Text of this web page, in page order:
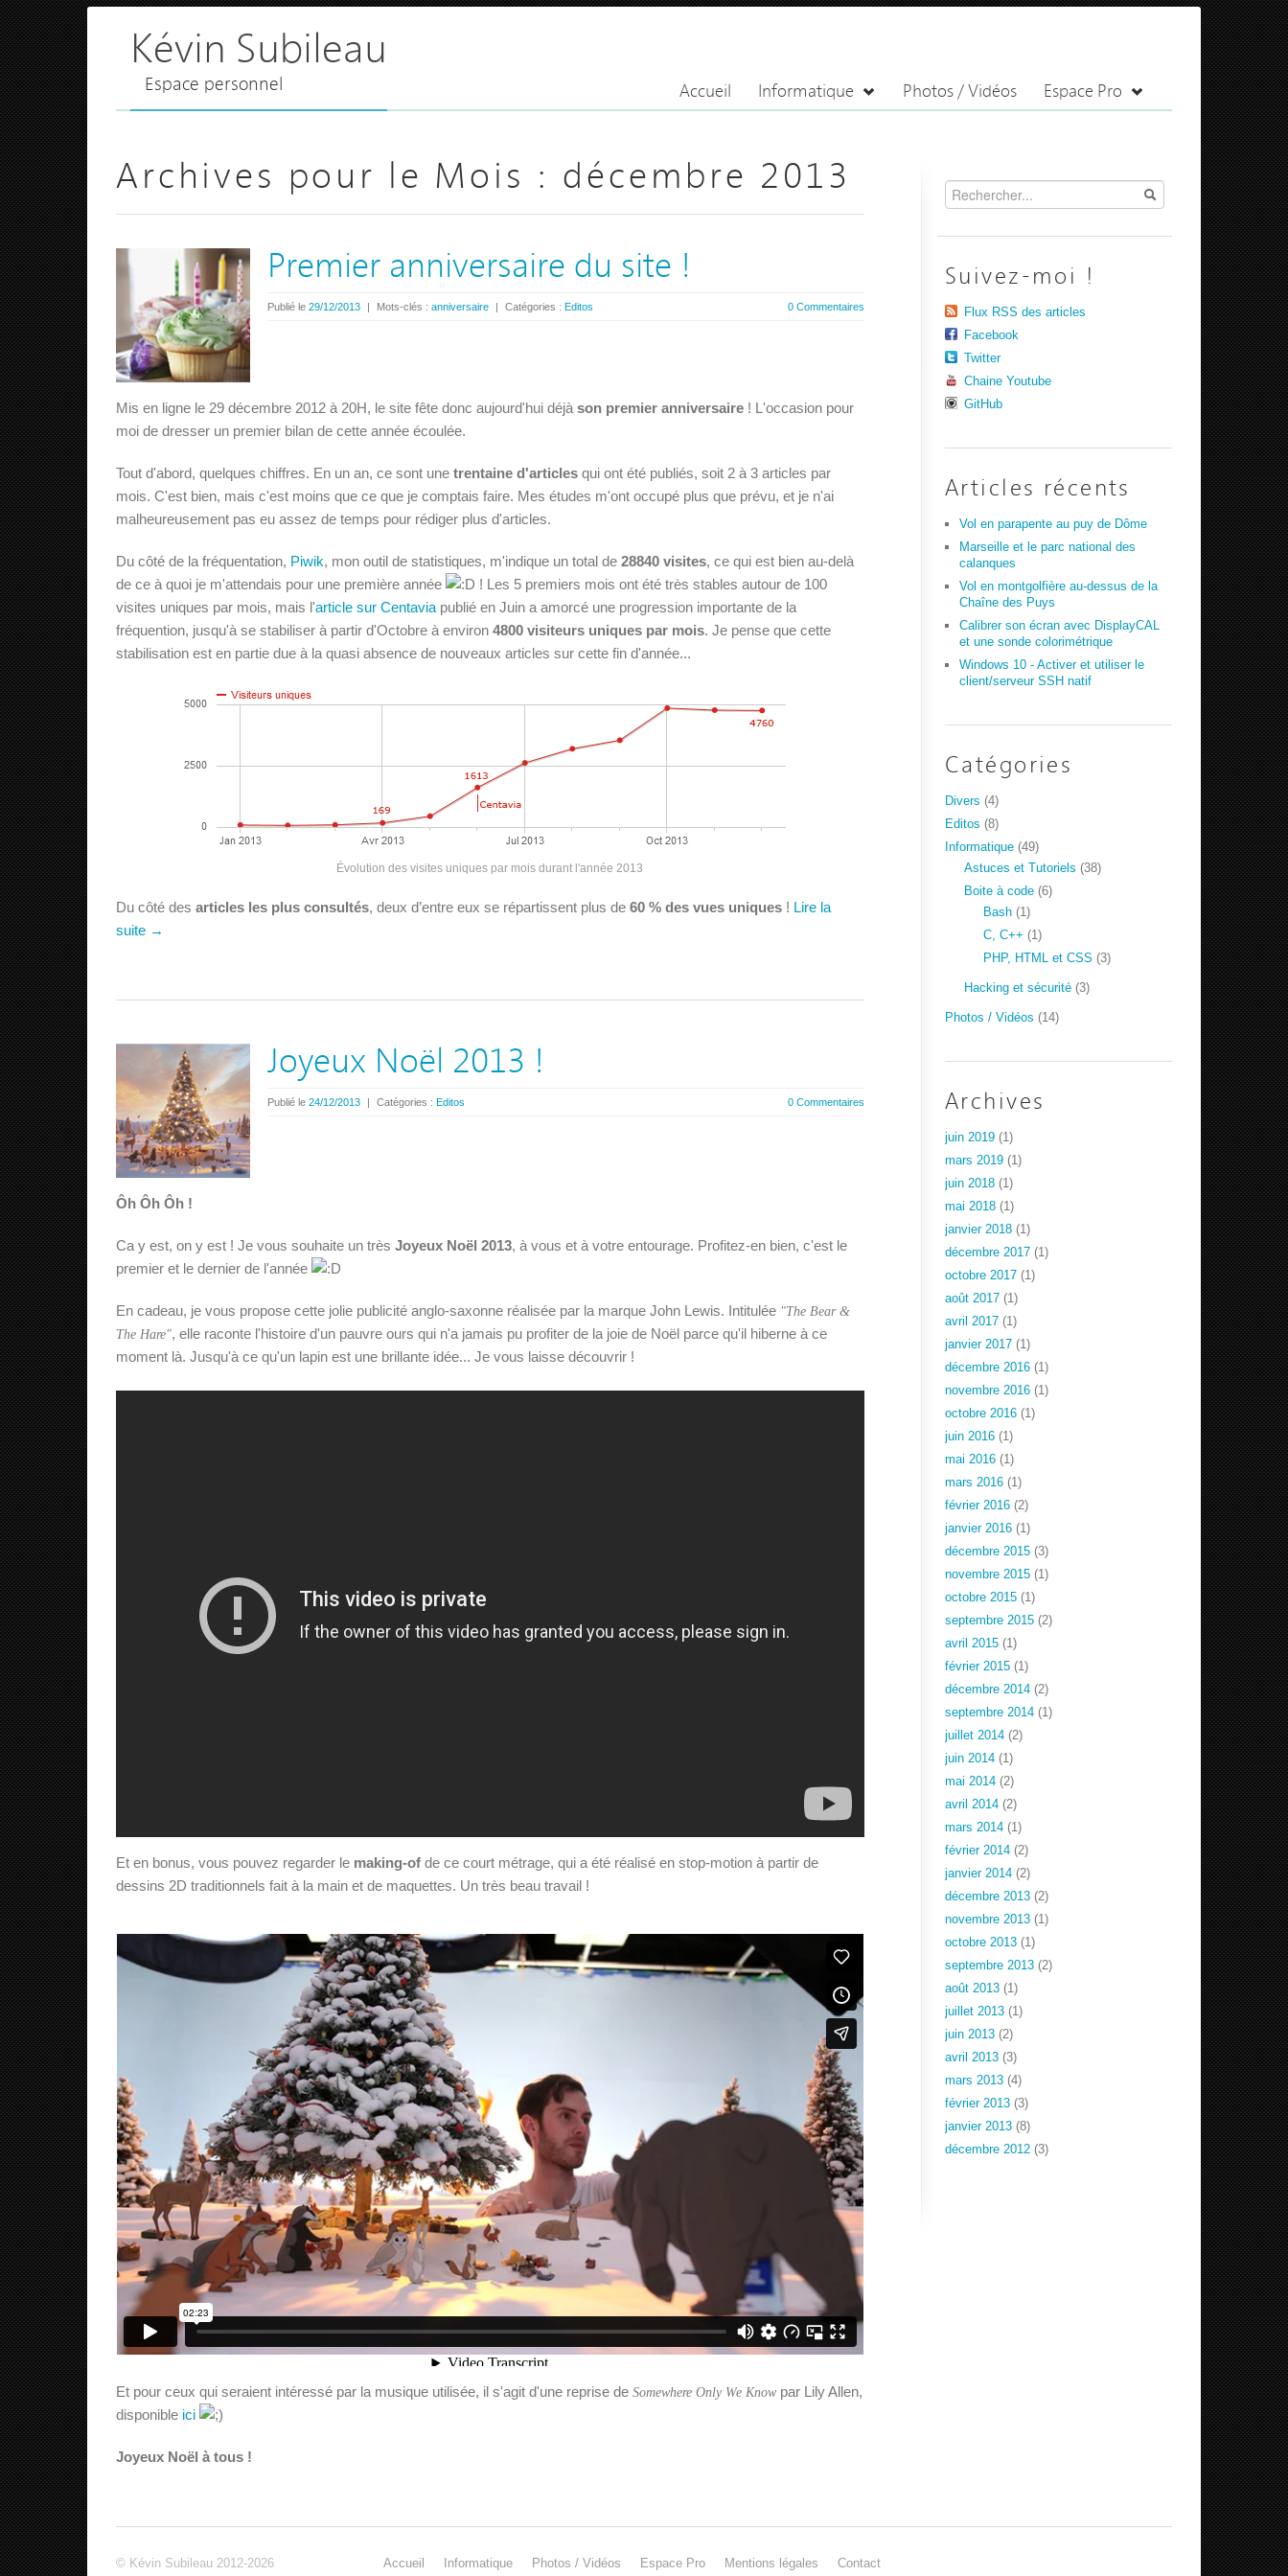
Kévin Subileau
Espace personnel Accueil Informatique Photos / Vidéos Espace Pro
Archives pour le Mois : décembre 2013
Premier anniversaire du site !
0 Commentaires
Publié le 29/12/2013 | Mots-clés : anniversaire | Catégories : Editos
Mis en ligne le 29 décembre 2012 à 20H, le site fête donc aujourd'hui déjà son premier anniversaire ! L'occasion pour
moi de dresser un premier bilan de cette année écoulée.
Tout d'abord, quelques chiffres. En un an, ce sont une trentaine d'articles qui ont été publiés, soit 2 à 3 articles par
mois. C'est bien, mais c'est moins que ce que je comptais faire. Mes études m'ont occupé plus que prévu, et je n'ai
malheureusement pas eu assez de temps pour rédiger plus d'articles.
Du côté de la fréquentation, Piwik, mon outil de statistiques, m'indique un total de 28840 visites, ce qui est bien au-delà
de ce à quoi je m'attendais pour une première année
! Les 5 premiers mois ont été très stables autour de 100
visites uniques par mois, mais l'article sur Centavia publié en Juin a amorcé une progression importante de la
fréquention, jusqu'à se stabiliser à partir d'Octobre à environ 4800 visiteurs uniques par mois. Je pense que cette
stabilisation est en partie due à la quasi absence de nouveaux articles sur cette fin d'année...
Évolution des visites uniques par mois durant l'année 2013
Du côté des articles les plus consultés, deux d’entre eux se répartissent plus de 60 % des vues uniques ! Lire la
suite →
Joyeux Noël 2013 !
0 Commentaires
Publié le 24/12/2013 | Catégories : Editos
Ôh Ôh Ôh !
Ca y est, on y est ! Je vous souhaite un très Joyeux Noël 2013, à vous et à votre entourage. Profitez-en bien, c'est le
premier et le dernier de l'année
En cadeau, je vous propose cette jolie publicité anglo-saxonne réalisée par la marque John Lewis. Intitulée "The Bear &
The Hare", elle raconte l'histoire d'un pauvre ours qui n'a jamais pu profiter de la joie de Noël parce qu'il hiberne à ce
moment là. Jusqu'à ce qu'un lapin est une brillante idée... Je vous laisse découvrir !
Et en bonus, vous pouvez regarder le making-of de ce court métrage, qui a été réalisé en stop-motion à partir de
dessins 2D traditionnels fait à la main et de maquettes. Un très beau travail !
Et pour ceux qui seraient intéressé par la musique utilisée, il s'agit d'une reprise de Somewhere Only We Know par Lily Allen,
disponible ici
Joyeux Noël à tous !
Suivez-moi !
Flux RSS des articles
Facebook
Twitter
Chaine Youtube
GitHub
Articles récents
Vol en parapente au puy de Dôme
Marseille et le parc national des
calanques
Vol en montgolfière au-dessus de la
Chaîne des Puys
Calibrer son écran avec DisplayCAL
et une sonde colorimétrique
Windows 10 - Activer et utiliser le
client/serveur SSH natif
Catégories
Divers (4)
Editos (8)
Informatique (49)
Astuces et Tutoriels (38)
Boite à code (6)
Bash (1)
C, C++ (1)
PHP, HTML et CSS (3)
Hacking et sécurité (3)
Photos / Vidéos (14)
Archives
juin 2019 (1)
mars 2019 (1)
juin 2018 (1)
mai 2018 (1)
janvier 2018 (1)
décembre 2017 (1)
octobre 2017 (1)
août 2017 (1)
avril 2017 (1)
janvier 2017 (1)
décembre 2016 (1)
novembre 2016 (1)
octobre 2016 (1)
juin 2016 (1)
mai 2016 (1)
mars 2016 (1)
février 2016 (2)
janvier 2016 (1)
décembre 2015 (3)
novembre 2015 (1)
octobre 2015 (1)
septembre 2015 (2)
avril 2015 (1)
février 2015 (1)
décembre 2014 (2)
septembre 2014 (1)
juillet 2014 (2)
juin 2014 (1)
mai 2014 (2)
avril 2014 (2)
mars 2014 (1)
février 2014 (2)
janvier 2014 (2)
décembre 2013 (2)
novembre 2013 (1)
octobre 2013 (1)
septembre 2013 (2)
août 2013 (1)
juillet 2013 (1)
juin 2013 (2)
avril 2013 (3)
mars 2013 (4)
février 2013 (3)
janvier 2013 (8)
décembre 2012 (3)
© Kévin Subileau 2012-2026 Accueil Informatique Photos / Vidéos Espace Pro Mentions légales Contact